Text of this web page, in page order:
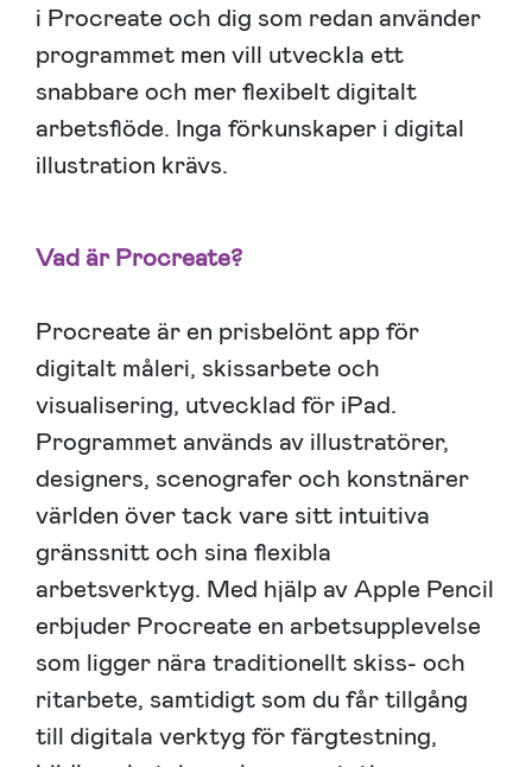
i Procreate och dig som redan använder
programmet men vill utveckla ett
snabbare och mer flexibelt digitalt
arbetsflöde. Inga förkunskaper i digital
illustration krävs.
Vad är Procreate?
Procreate är en prisbelönt app för
digitalt måleri, skissarbete och
visualisering, utvecklad för iPad.
Programmet används av illustratörer,
designers, scenografer och konstnärer
världen över tack vare sitt intuitiva
gränssnitt och sina flexibla
arbetsverktyg. Med hjälp av Apple Pencil
erbjuder Procreate en arbetsupplevelse
som ligger nära traditionellt skiss- och
ritarbete, samtidigt som du får tillgång
till digitala verktyg för färgtestning,